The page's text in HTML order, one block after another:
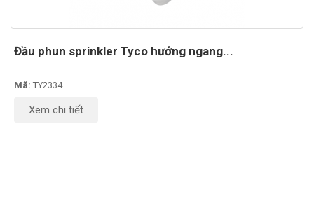
Đầu phun sprinkler Tyco hướng ngang...
Mã: TY2334
Xem chi tiết